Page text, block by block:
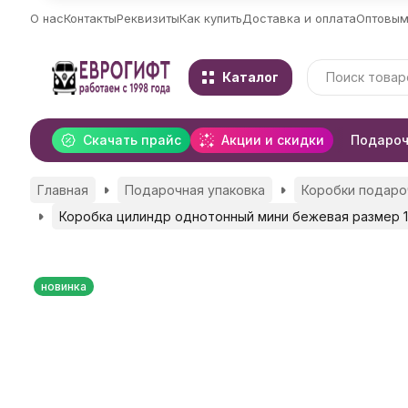
О насКонтактыРеквизитыКак купитьДоставка и оплата
Каталог
Скачать прайс Акции и скидки
Главная Подарочная упаковка Коробки
Коробка цилиндр однотонный мини бежевая размер
новинка